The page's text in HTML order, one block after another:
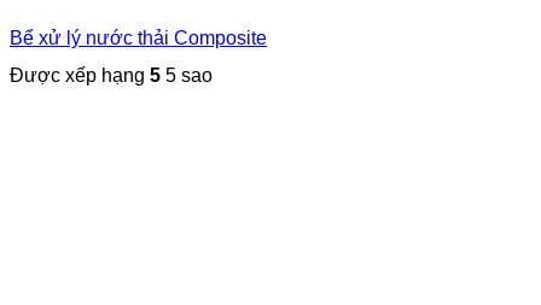
Bể xử lý nước thải Composite
Được xếp hạng 5 5 sao